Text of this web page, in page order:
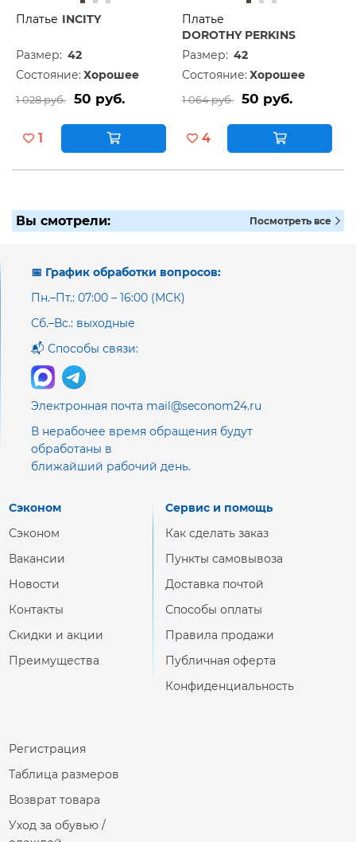
Платье INCITY
Размер: 42
Состояние: Хорошее
1 028 руб. 50 руб.
1
Платье
DOROTHY PERKINS
Размер: 42
Состояние: Хорошее
1 064 руб. 50 руб.
4
Вы смотрели: Посмотреть все
📅 График обработки вопросов:
Пн.–Пт.: 07:00 – 16:00 (МСК)
Сб.–Вс.: выходные
📬 Способы связи:
Электронная почта mail@seconom24.ru
В нерабочее время обращения будут
обработаны в
ближайший рабочий день.
Сэконом
Сэконом
Вакансии
Новости
Контакты
Скидки и акции
Преимущества
Сервис и помощь
Как сделать заказ
Пункты самовывоза
Доставка почтой
Способы оплаты
Правила продажи
Публичная оферта
Конфиденциальность
Регистрация
Таблица размеров
Возврат товара
Уход за обувью /